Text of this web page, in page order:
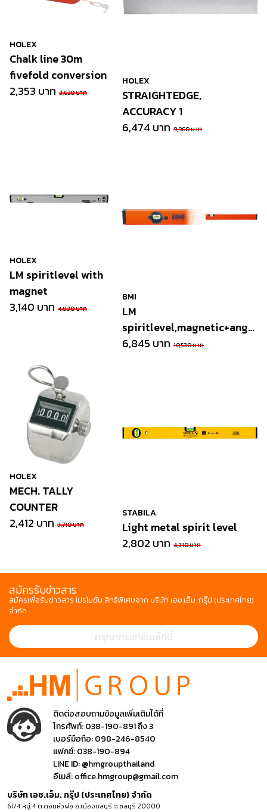
HOLEX
Chalk line 30m
fivefold conversion
2,353 บาท 3,620 บาท
HOLEX
STRAIGHTEDGE,
ACCURACY 1
6,474 บาท 9,960 บาท
HOLEX
LM spiritlevel with
magnet
3,140 บาท 4,830 บาท
BMI
LM
spiritlevel,magnetic+angle
measuring
6,845 บาท 10,530 บาท
HOLEX
MECH. TALLY
COUNTER
2,412 บาท 3,710 บาท
STABILA
Light metal spirit level
2,802 บาท 4,310 บาท
สมัครรับข่าวสาร
สมัครเพื่อรับข่าวสาร โปรโมชั่น สิทธิพิเศษจาก บริษัท เอช.เอ็ม. กรุ๊ป (ประเทศไทย)
จำกัด
ติดต่อสอบถามข้อมูลเพิ่มเติมได้ที่
โทรศัพท์:038-190-891 ถึง 3
เบอร์มือถือ:098-246-8540
แฟกซ์:038-190-894
LINE ID:@hmgroupthailand
อีเมล์:office.hmgroup@gmail.com
บริษัท เอช.เอ็ม. กรุ๊ป (ประเทศไทย) จำกัด
61/4 หมู่ 4 ต.ดอนหัวฬ่อ อ.เมืองชลบุรี จ.ชลบุรี 20000